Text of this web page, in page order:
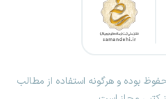
بوده و هرگونه استفاده از مطالب